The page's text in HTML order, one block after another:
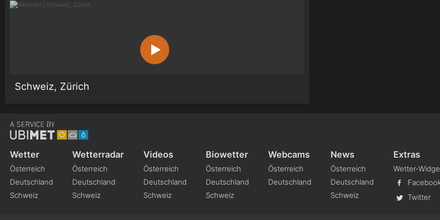
Schweiz, Zürich
Wetter
Österreich
Deutschland
Schweiz
Wetterradar
Österreich
Deutschland
Schweiz
Videos
Österreich
Deutschland
Schweiz
Biowetter
Österreich
Deutschland
Schweiz
Webcams
Österreich
Deutschland
News
Österreich
Deutschland
Schweiz
Extras
Wetter-
Twitter